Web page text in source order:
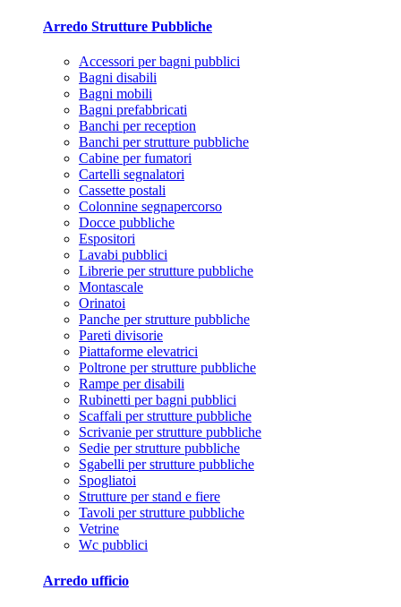
Arredo Strutture Pubbliche
Accessori per bagni pubblici
Bagni disabili
Bagni mobili
Bagni prefabbricati
Banchi per reception
Banchi per strutture pubbliche
Cabine per fumatori
Cartelli segnalatori
Cassette postali
Colonnine segnapercorso
Docce pubbliche
Espositori
Lavabi pubblici
Librerie per strutture pubbliche
Montascale
Orinatoi
Panche per strutture pubbliche
Pareti divisorie
Piattaforme elevatrici
Poltrone per strutture pubbliche
Rampe per disabili
Rubinetti per bagni pubblici
Scaffali per strutture pubbliche
Scrivanie per strutture pubbliche
Sedie per strutture pubbliche
Sgabelli per strutture pubbliche
Spogliatoi
Strutture per stand e fiere
Tavoli per strutture pubbliche
Vetrine
Wc pubblici
Arredo ufficio